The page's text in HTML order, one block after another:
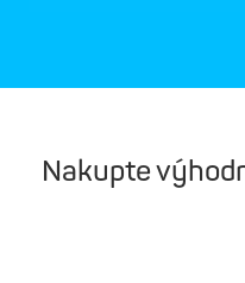
Nakupte